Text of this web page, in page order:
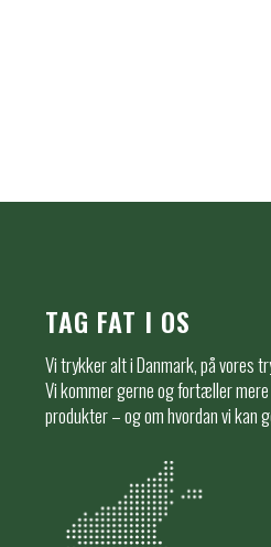
TAG FAT I OS
Vi trykker alt i Danmark, på vores
Vi kommer gerne og fortæller
produkter – og om hvordan vi kan